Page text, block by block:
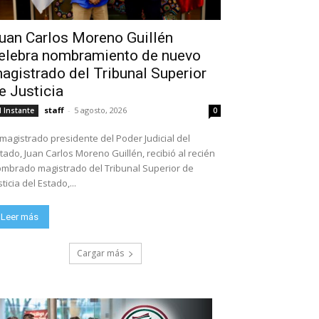
Carlos Moreno Guillén
nombramiento de nuevo
del Tribunal Superior
Justicia
Instante staff - 5 agosto, 2026 0
presidente del Poder Judicial del
Juan Carlos Moreno Guillén, recibió al recién
magistrado del Tribunal Superior de
del Estado,...
Leer más
Cargar más